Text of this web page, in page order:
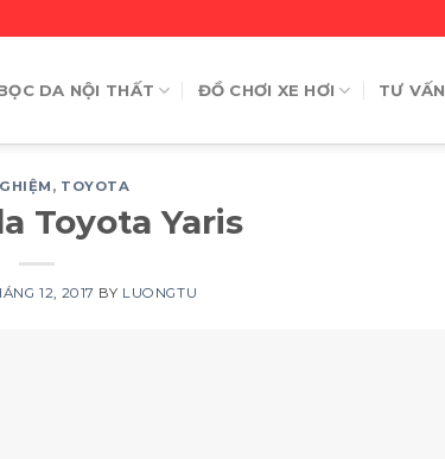
DA NỘI THẤT ĐỒ CHƠI XE HƠI TƯ VẤN
, TOYOTA
Toyota Yaris
12, 2017 BY LUONGTU